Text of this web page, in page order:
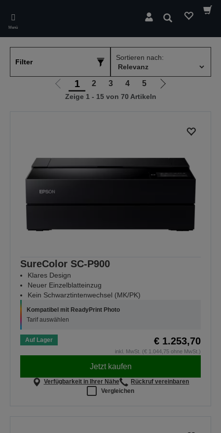
main
content
Menü
Suchen
Filter
Sortieren nach:
Zur
vorherigen
1 2 3 4 5
Zur
Zeige 1 - 15 von 70 Artikeln
SureColor SC-P900
Klares Design
Neuer Einzelblatteinzug
Kein Schwarztintenwechsel (MK/PK)
Kompatibel mit ReadyPrint Photo
Tarif auswählen
Auf Lager € 1.253,70
inkl. MwSt. (€ 1.044,75 ohne MwSt.)
Jetzt kaufen
Verfügbarkeit in Ihrer Nähe
Rückruf vereinbaren
Vergleichen